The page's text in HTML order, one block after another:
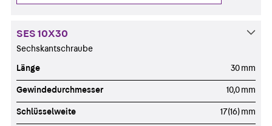
SES 10X30
Sechskantschraube
Länge 30 mm
Gewindedurchmesser 10,0 mm
Schlüsselweite 17(16) mm